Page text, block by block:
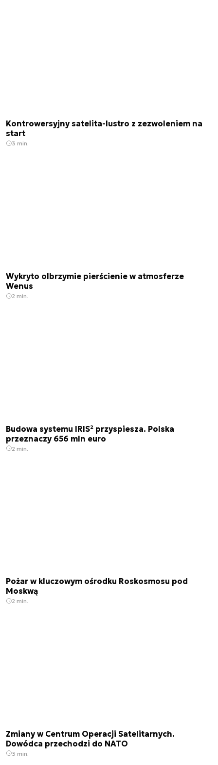
Kontrowersyjny satelita-lustro z zezwoleniem na
start
3 min.
Wykryto olbrzymie pierścienie w atmosferze
Wenus
2 min.
Budowa systemu IRIS² przyspiesza. Polska
przeznaczy 656 mln euro
2 min.
Pożar w kluczowym ośrodku Roskosmosu pod
Moskwą
2 min.
Zmiany w Centrum Operacji Satelitarnych.
Dowódca przechodzi do NATO
3 min.